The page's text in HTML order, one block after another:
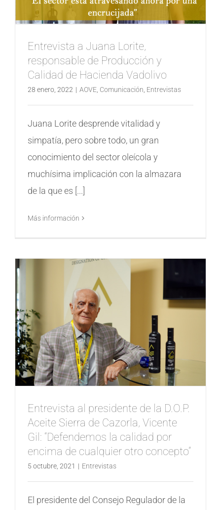
Entrevista a Juana Lorite,
responsable de Producción y
Calidad de Hacienda Vadolivo
28 enero, 2022 | AOVE, Comunicación, Entrevistas
Juana Lorite desprende vitalidad y
simpatía, pero sobre todo, un gran
conocimiento del sector oleícola y
muchísima implicación con la almazara
de la que es [...]
Más información
Entrevista al presidente de la D.O.P.
Aceite Sierra de Cazorla, Vicente
Gil: “Defendemos la calidad por
encima de cualquier otro concepto”
5 octubre, 2021 | Entrevistas
El presidente del Consejo Regulador de la